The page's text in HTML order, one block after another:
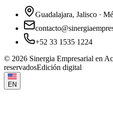
Guadalajara, Jalisco ·
+52 33 1535 1224
© 2026 Sinergia Empresarial en
reservadosEdición digital
EN